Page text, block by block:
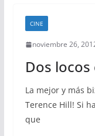
CINE
noviembre 26,
Dos
La mejor y más
Terence Hill! Si
que